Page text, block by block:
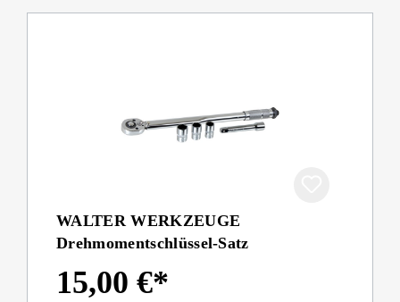
WALTER WERKZEUGE
Drehmomentschlüssel-Satz
15,00 €*